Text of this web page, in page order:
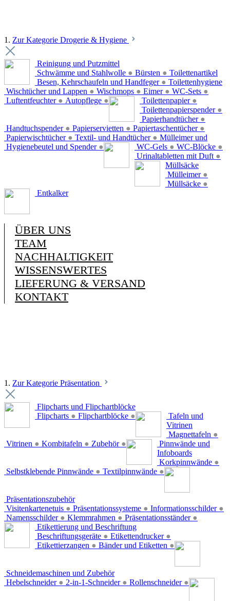
1. Zur Kategorie Drogerie & Hygiene
Reinigung und Putzmittel
Schwämme und Stahlwolle ● Bürsten ●
Besen, Kehrschaufeln und Handfeger ●
Wischtücher und Lappen ● Wischmops ● Eimer ● WC-Sets ●
Luftentfeuchter ● Autopflege ●
Toilettenartikel
Toilettenpapier ●
Toilettenpapierspender ●
Papierhandtücher ●
Handtuchspender ● Papierservietten ● Papiertaschentücher ●
Papierwischtücher ● Textil- und Handtücher ●
Hygienebeutel und Spender ●
Toilettenhygiene
WC-Gels ● WC-Blöcke ●
Urinaltabletten mit Duft ●
Mülleimer und
Müllsäcke
Mülleimer ●
Müllsäcke ●
Entkalker
ÜBER UNS
TEAM
NACHHALTIGKEIT
WISSENSWERTES
LIEFERUNG & VERSAND
KONTAKT
1. Zur Kategorie Präsentation
Flipcharts und Flipchartblöcke
Flipcharts ● Flipchartblöcke ●
Tafeln und
Vitrinen
Magnettafeln ●
Vitrinen ● Kombitafeln ● Zubehör ●
Pinnwände und
Infoboards
Korkpinnwände ●
Selbstklebende Pinnwände ● Textilpinnwände ●
Präsentationszubehör
Visitenkartenetuis ● Präsentationssysteme ● Informationsschilder ●
Namensschilder ● Klemmrahmen ● Präsentationsständer ●
Etikettierung und Beschriftung
Beschriftungsgeräte ● Etikettendrucker ●
Etikettierzangen ● Bänder und Etiketten ●
Schneidemaschinen und Zubehör
Hebelschneider ● 2-in-1-Schneider ● Rollenschneider ●